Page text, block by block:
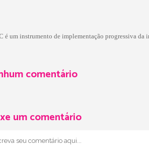
é um instrumento de implementação progressiva da
comentário
um comentário